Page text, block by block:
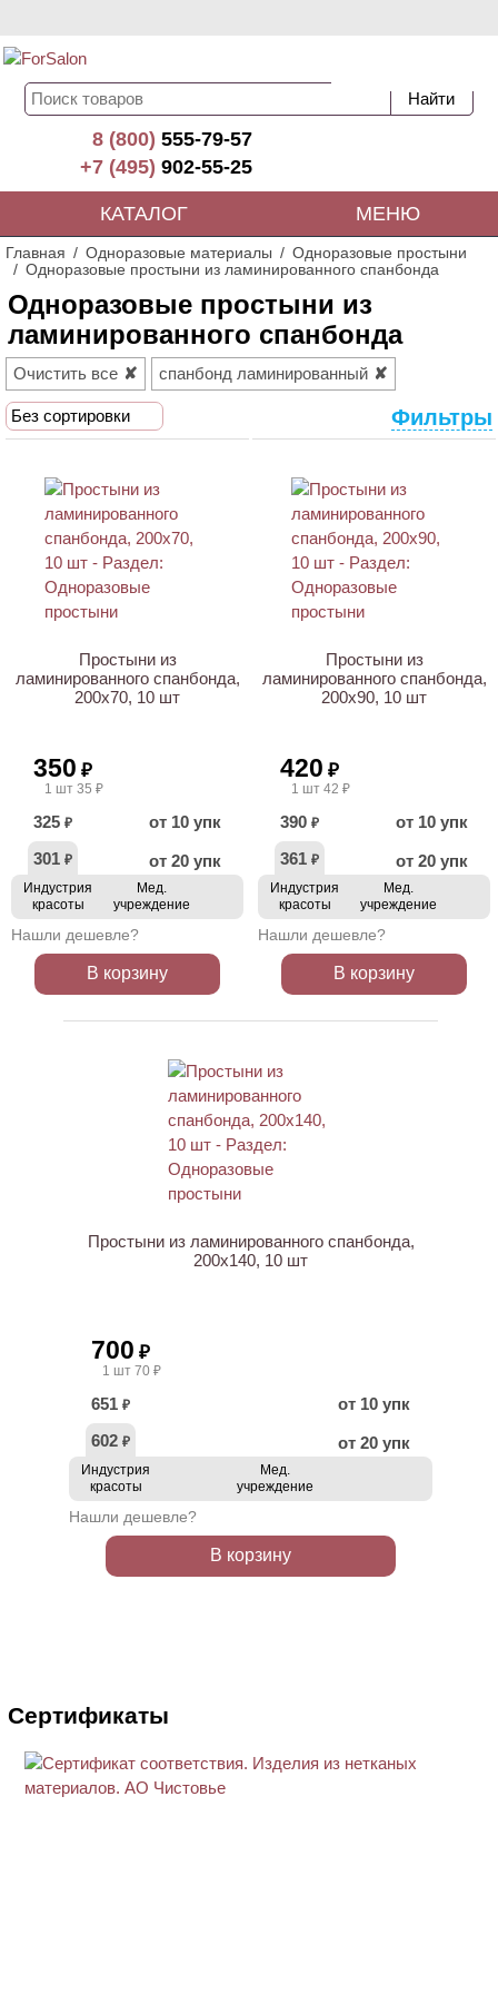
8 (800)555-79-57
+7 (495)902-55-25
КАТАЛОГ МЕНЮ
Главная Одноразовые материалы
Одноразовые простыни
Одноразовые простыни из ламинированного спанбонда
Одноразовые простыни из
ламинированного спанбонда
Очистить все спанбонд ламинированный
Без сортировки Фильтры
Простыни из
ламинированного спанбонда,
200х70, 10 шт
350 ₽
1 шт 35 ₽
325 ₽
от 10 упк
301 ₽ от 20 упк
Индустрия
красоты
Мед.
учреждение
Нашли дешевле?
В корзину
Простыни из
ламинированного спанбонда,
200х90, 10 шт
420 ₽
1 шт 42 ₽
390 ₽
от 10 упк
361 ₽ от 20 упк
Индустрия
красоты
Мед.
учреждение
Нашли дешевле?
В корзину
Простыни из ламинированного спанбонда,
200х140, 10 шт
700 ₽
1 шт 70 ₽
651 ₽
от 10 упк
602 ₽ от 20 упк
Индустрия
красоты
Мед.
учреждение
Нашли дешевле?
В корзину
Сертификаты